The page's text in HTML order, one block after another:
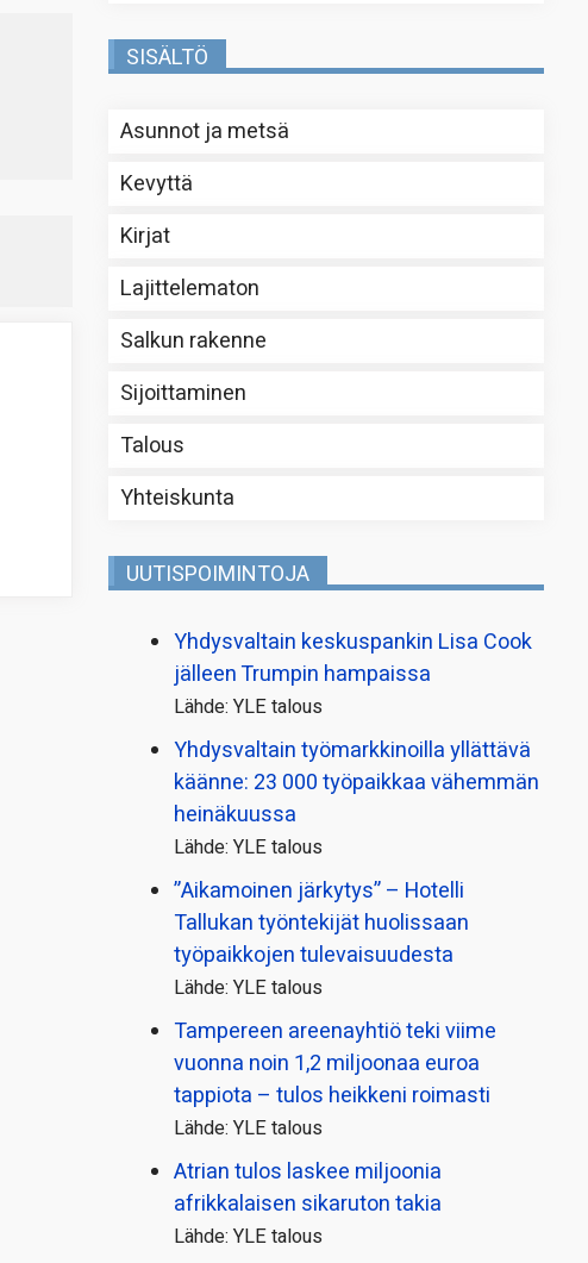
SISÄLTÖ
Asunnot ja metsä
Kevyttä
Kirjat
Lajittelematon
Salkun rakenne
Sijoittaminen
Talous
Yhteiskunta
UUTISPOIMINTOJA
Yhdysvaltain keskuspankin Lisa Cook
jälleen Trumpin hampaissa
Lähde: YLE talous
Yhdysvaltain työmarkkinoilla yllättävä
käänne: 23 000 työpaikkaa vähemmän
heinäkuussa
Lähde: YLE talous
”Aikamoinen järkytys” – Hotelli
Tallukan työntekijät huolissaan
työpaikkojen tulevaisuudesta
Lähde: YLE talous
Tampereen areenayhtiö teki viime
vuonna noin 1,2 miljoonaa euroa
tappiota – tulos heikkeni roimasti
Lähde: YLE talous
Atrian tulos laskee miljoonia
afrikkalaisen sikaruton takia
Lähde: YLE talous